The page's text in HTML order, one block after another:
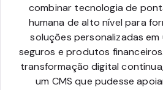
combinar tecnologia de
humana de alto nível para
soluções personalizadas em
seguros e produtos
transformação digital
um CMS que pudesse